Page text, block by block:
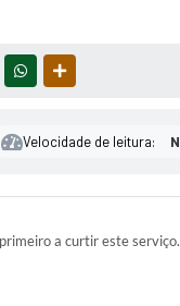
TWITTERWHATSAPP
Velocidade de leitura:
a curtir este serviço.